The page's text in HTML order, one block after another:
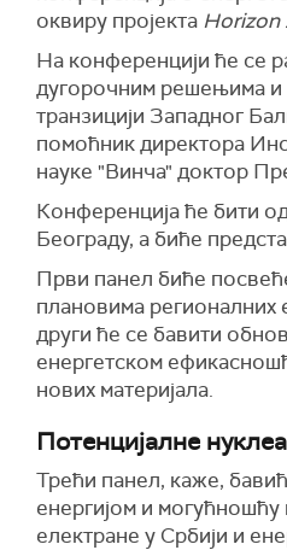
оквиру пројекта Horizon
На конференцији ће се
дугорочним решењима и
транзицији Западног
помоћник директора
науке "Винча" доктор
Конференција ће бити
Београду, а биће
Први панел биће
плановима регионалних
други ће се бавити
енергетском
нових материјала.
Потенцијалне
Трећи панел, каже,
енергијом и
електране у Србији и